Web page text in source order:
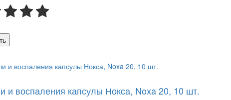
и воспаления капсулы Нокса, Noxa 20, 10 шт.